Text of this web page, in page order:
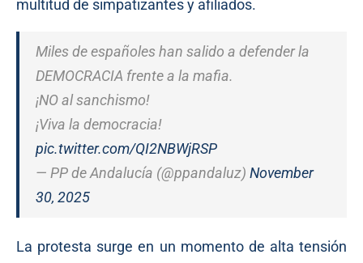
multitud de simpatizantes y afiliados.
Miles de españoles han salido a defender la
DEMOCRACIA frente a la mafia.
¡NO al sanchismo!
¡Viva la democracia!
pic.twitter.com/QI2NBWjRSP
— PP de Andalucía (@ppandaluz) November
30, 2025
La protesta surge en un momento de alta tensión